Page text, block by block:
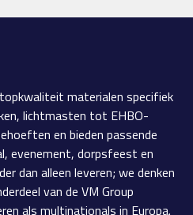
materialen specifiek
lichtmasten tot EHBO-
en bieden passende
evenement, dorpsfeest en
dan alleen leveren; we denken
van de VM Group
als multinationals in Europa.